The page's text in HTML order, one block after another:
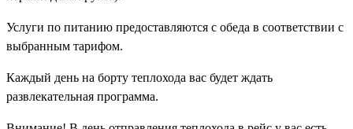
Услуги по питанию предоставляются с обеда в соответствии с
выбранным тарифом.
Каждый день на борту теплохода вас будет ждать
развлекательная программа.